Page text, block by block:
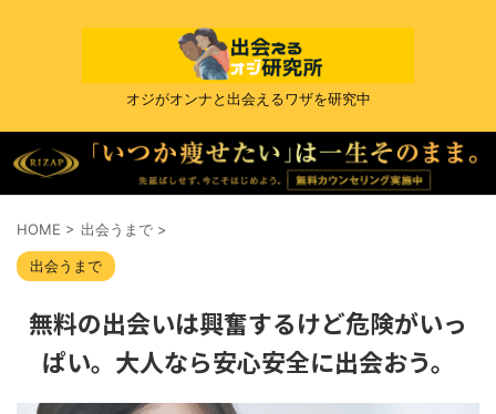
オジがオンナと出会えるワザを研究中
HOME > 出会うまで >
出会うまで
無料の出会いは興奮するけど危険がいっ
ぱい。大人なら安心安全に出会おう。